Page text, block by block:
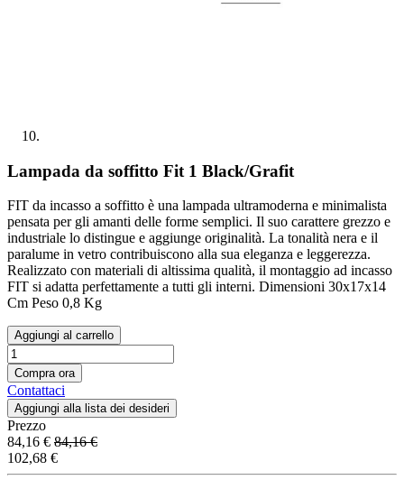
Lampada da soffitto Fit 1 Black/Grafit
FIT da incasso a soffitto è una lampada ultramoderna e minimalista
pensata per gli amanti delle forme semplici. Il suo carattere grezzo e
industriale lo distingue e aggiunge originalità. La tonalità nera e il
paralume in vetro contribuiscono alla sua eleganza e leggerezza.
Realizzato con materiali di altissima qualità, il montaggio ad incasso
FIT si adatta perfettamente a tutti gli interni. Dimensioni 30x17x14
Cm Peso 0,8 Kg
Aggiungi al carrello
Compra ora
Contattaci
Aggiungi alla lista dei desideri
Prezzo
84,16 € 84,16€
102,68 €